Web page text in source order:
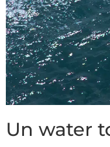
Un water